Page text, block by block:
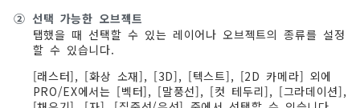
② 선택 가능한 오브젝트
탭했을 때 선택할 수 있는 레이어나 오브젝트의 종류를 설정
할 수 있습니다.
[래스터], [화상 소재], [3D], [텍스트], [2D 카메라] 외에
PRO/EX에서는 [벡터], [말풍선], [컷 테두리], [그라데이션],